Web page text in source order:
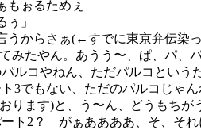
ぉるためぇ
」
うからさぁ(←すでに東京弁伝染
みたやん。あうう〜、ぱ、パ、
ルコやねん、ただパルコという
3でもない、ただのパルコじゃん
ります)と、う〜ん、どうもちが
ート2？ がぁああああ、そ、それ